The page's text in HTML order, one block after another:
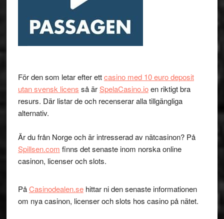
För den som letar efter ettcasino med 10 euro deposit
utan svensk licens så ärSpelaCasino.ioen riktigt bra
resurs. Där listar de och recenserar alla tillgängliga
alternativ.
Är du från Norge och är intresserad av nätcasinon? På
Spillsen.com finns det senaste inom norska online
casinon, licenser och slots.
PåCasinodealen.sehittar ni den senaste informationen
om nya casinon, licenser och slots hos casino på nätet.